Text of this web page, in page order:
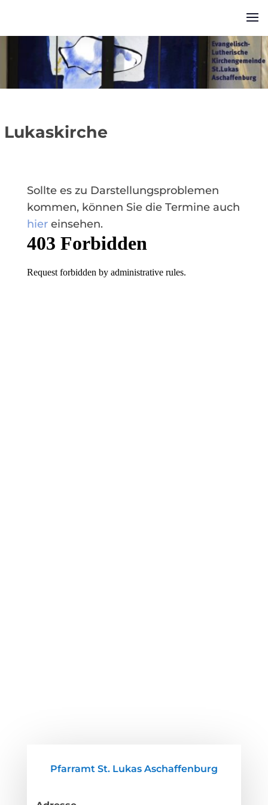
Lukaskirche
Sollte es zu Darstellungsproblemen
kommen, können Sie die Termine auch
hiereinsehen.
Pfarramt St. Lukas Aschaffenburg